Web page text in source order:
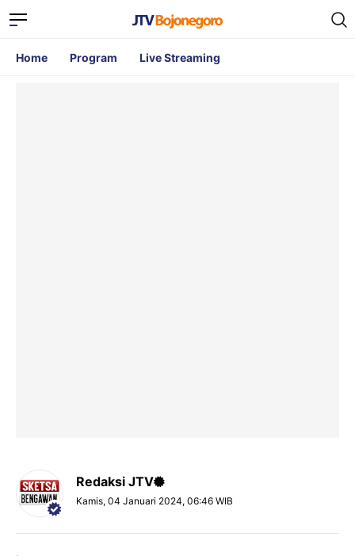
Home Program Live Streaming
Redaksi JTV
Kamis, 04 Januari 2024, 06:46 WIB